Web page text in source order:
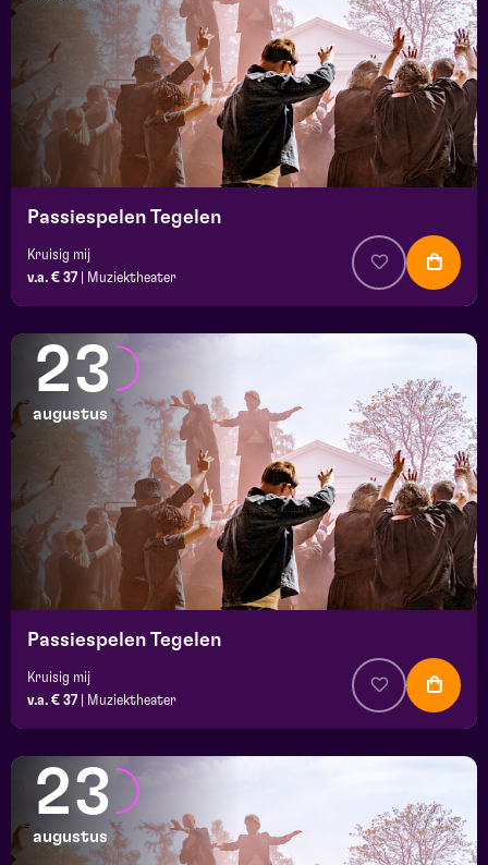
Passiespelen Tegelen
Kruisig mij
v.a. € 37
Muziektheater
23
augustus
Passiespelen Tegelen
Kruisig mij
v.a. € 37
Muziektheater
23
augustus